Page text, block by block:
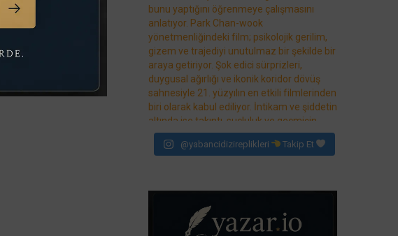
@yabancidizireplikleri Takip Et